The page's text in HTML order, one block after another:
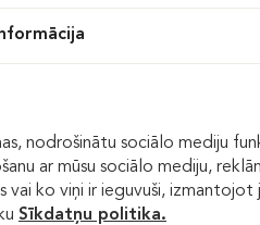
nodrošinātu sociālo mediju
ar mūsu sociālo mediju,
ko viņi ir ieguvuši, izmantojot
Sīkdatņu politika.